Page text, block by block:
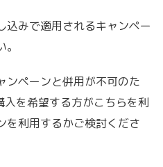
込みで適用されるキャンペー
ンペーンと併用が不可のた
入を希望する方がこちらを利
を利用するかご検討くださ